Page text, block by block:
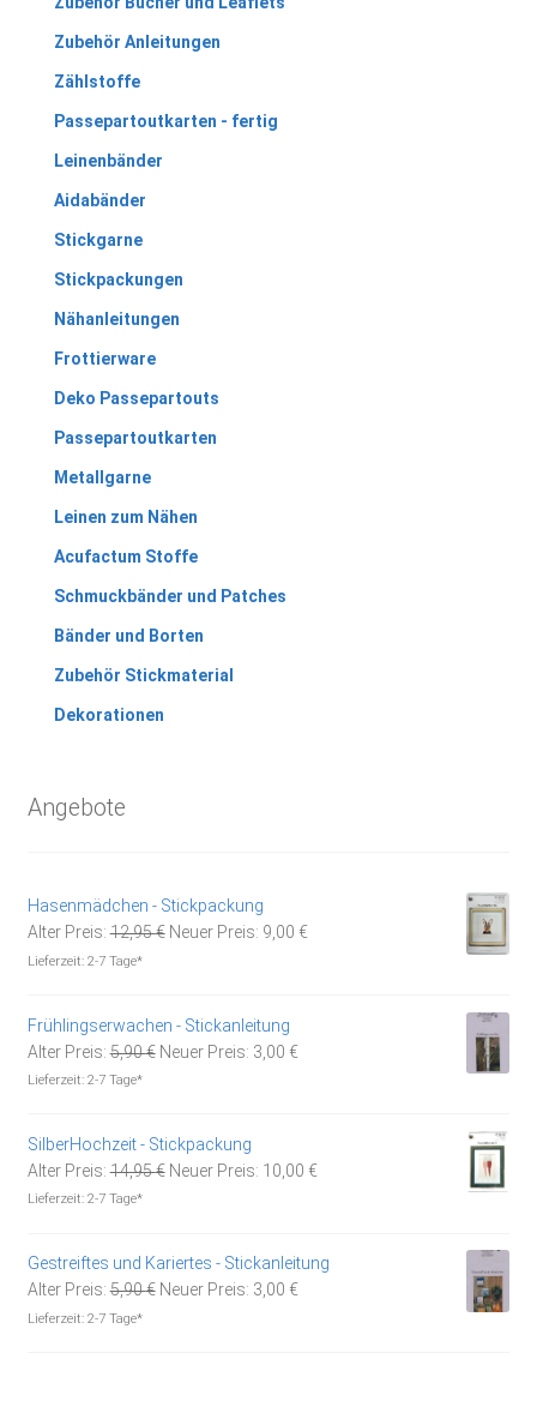
Zubehör Anleitungen
Zählstoffe
Passepartoutkarten - fertig
Leinenbänder
Aidabänder
Stickgarne
Stickpackungen
Nähanleitungen
Frottierware
Deko Passepartouts
Passepartoutkarten
Metallgarne
Leinen zum Nähen
Acufactum Stoffe
Schmuckbänder und Patches
Bänder und Borten
Zubehör Stickmaterial
Dekorationen
Angebote
Hasenmädchen - Stickpackung
Alter Preis: 12,95€ Ursprünglicher
Neuer Preis: 9,00 €Aktueller
Lieferzeit: 2-7 Tage*
Frühlingserwachen - Stickanleitung
Alter Preis: 5,90€ Ursprünglicher
Neuer Preis: 3,00 €Aktueller
Lieferzeit: 2-7 Tage*
SilberHochzeit - Stickpackung
Alter Preis: 14,95€ Ursprünglicher
Neuer Preis: 10,00 €Aktueller
Lieferzeit: 2-7 Tage*
Gestreiftes und Kariertes - Stickanleitung
Alter Preis: 5,90€ Ursprünglicher
Neuer Preis: 3,00 €Aktueller
Lieferzeit: 2-7 Tage*